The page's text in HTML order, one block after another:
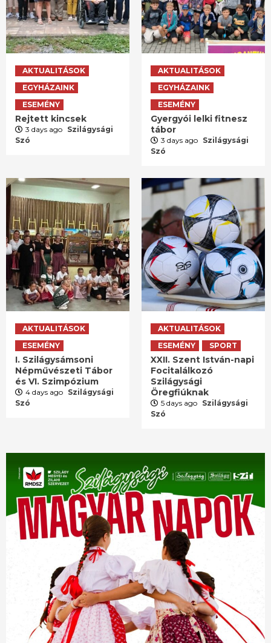
AKTUALITÁSOK
EGYHÁZAINK
ESEMÉNY
Rejtett kincsek
3 days ago Szilágysági
Szó
AKTUALITÁSOK
EGYHÁZAINK
ESEMÉNY
Gyergyói lelki fitnesz
tábor
3 days ago Szilágysági
Szó
AKTUALITÁSOK
ESEMÉNY
I. Szilágysámsoni
Népművészeti Tábor
és VI. Szimpózium
4 days ago Szilágysági
Szó
AKTUALITÁSOK
ESEMÉNY
SPORT
XXII. Szent István-napi
Focitalálkozó
Szilágysági
Öregfiúknak
5 days ago Szilágysági
Szó